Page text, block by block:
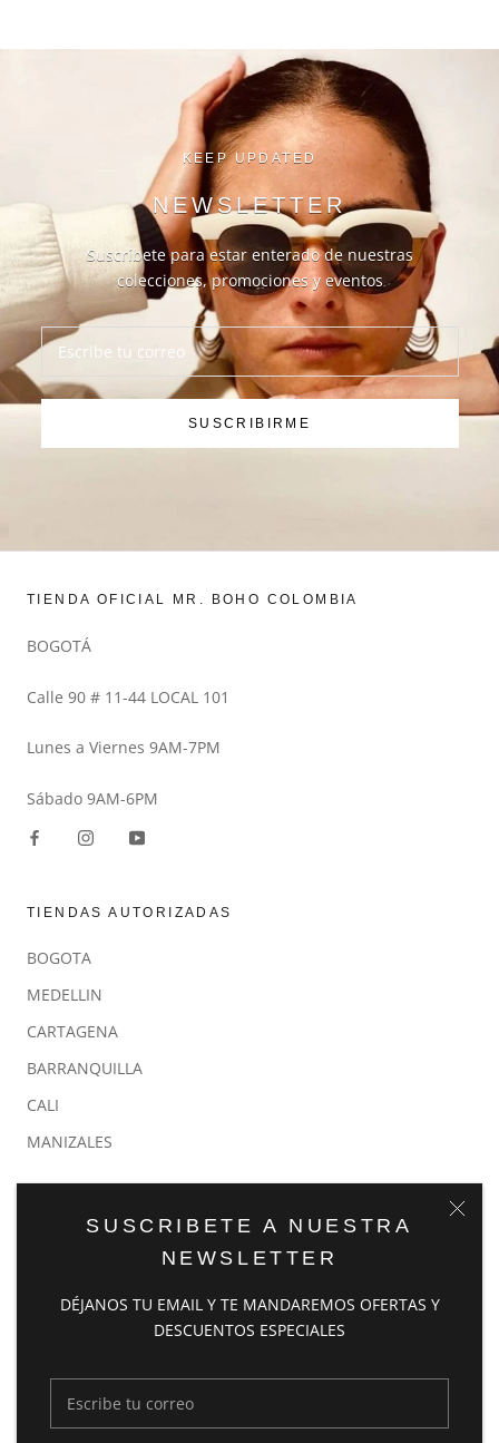
SUSCRIBETE A NUESTRA
NEWSLETTER
DÉJANOS TU EMAIL Y TE MANDAREMOS OFERTAS Y
DESCUENTOS ESPECIALES
KEEP UPDATED
NEWSLETTER
Suscríbete para estar enterado de nuestras
colecciones, promociones y eventos
SUSCRIBIRME
TIENDA OFICIAL MR. BOHO COLOMBIA
BOGOTÁ
Calle 90 # 11-44 LOCAL 101
Lunes a Viernes 9AM-7PM
Sábado 9AM-6PM
TIENDAS AUTORIZADAS
BOGOTA
MEDELLIN
CARTAGENA
BARRANQUILLA
CALI
MANIZALES
POLITICAS
POLÍTICA DE DEVOLUCIONES
POLÍTICA DE ENVÍOS
POLÍTICA DE REEMBOLSOS